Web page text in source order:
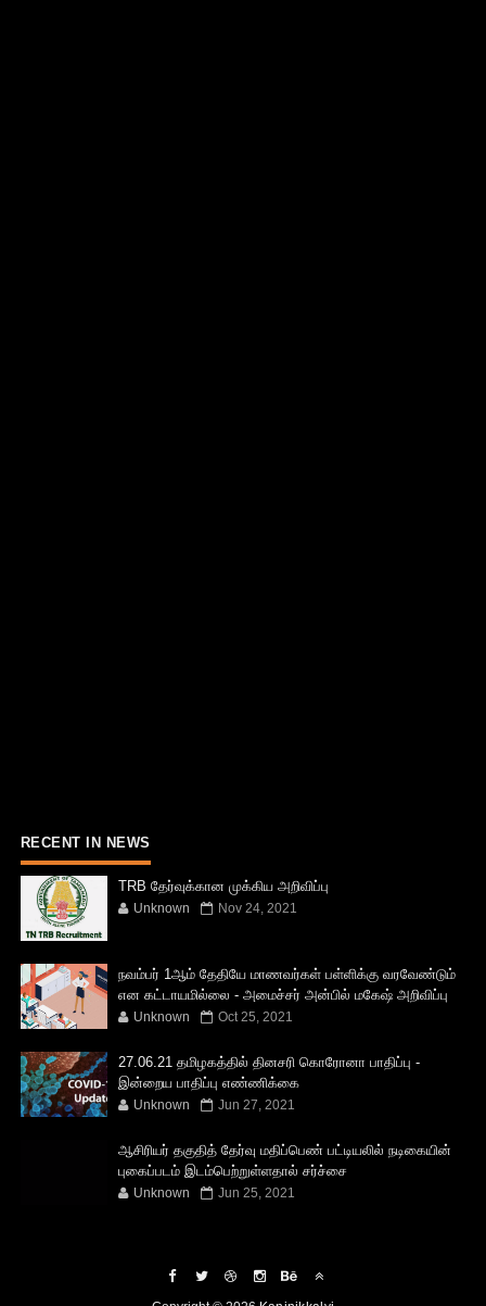
RECENT IN NEWS
TRB தேர்வுக்கான முக்கிய அறிவிப்பு
Unknown Nov 24, 2021
நவம்பர் 1ஆம் தேதியே மாணவர்கள் பள்ளிக்கு வரவேண்டும்
என கட்டாயமில்லை - அமைச்சர் அன்பில் மகேஷ் அறிவிப்பு
Unknown Oct 25, 2021
27.06.21 தமிழகத்தில் தினசரி கொரோனா பாதிப்பு -
இன்றைய பாதிப்பு எண்ணிக்கை
Unknown Jun 27, 2021
ஆசிரியர் தகுதித் தேர்வு மதிப்பெண் பட்டியலில் நடிகையின்
புகைப்படம் இடம்பெற்றுள்ளதால் சர்ச்சை
Unknown Jun 25, 2021